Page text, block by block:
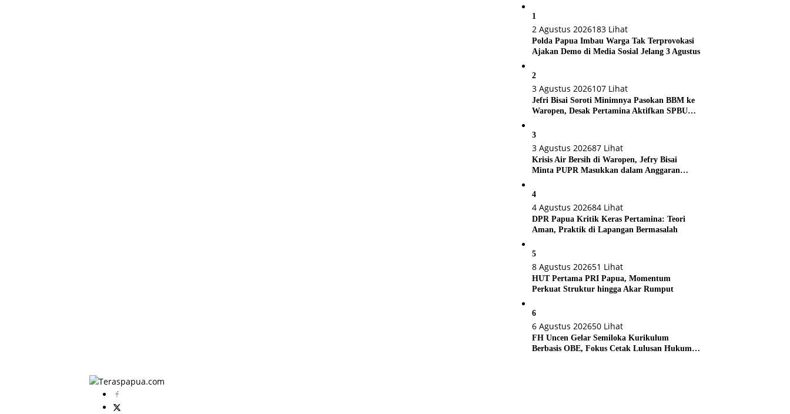
1
2 Agustus 2026183 Lihat
Polda Papua Imbau Warga Tak Terprovokasi
Ajakan Demo di Media Sosial Jelang 3 Agustus
2
3 Agustus 2026107 Lihat
Jefri Bisai Soroti Minimnya Pasokan BBM ke
Waropen, Desak Pertamina Aktifkan SPBU
3
3 Agustus 202687 Lihat
Krisis Air Bersih di Waropen, Jefry Bisai
Minta PUPR Masukkan dalam Anggaran
4
4 Agustus 202684 Lihat
DPR Papua Kritik Keras Pertamina: Teori
Aman, Praktik di Lapangan Bermasalah
5
8 Agustus 202651 Lihat
HUT Pertama PRI Papua, Momentum
Perkuat Struktur hingga Akar Rumput
6
6 Agustus 202650 Lihat
FH Uncen Gelar Semiloka Kurikulum
Berbasis OBE, Fokus Cetak Lulusan Hukum